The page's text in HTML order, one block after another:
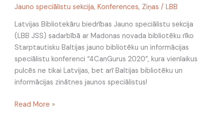
Jauno speciālistu sekcija, Konferences, Ziņas / LBB
Latvijas Bibliotekāru biedrības Jauno speciālistu sekcija
(LBB JSS) sadarbībā ar Madonas novada bibliotēku rīko
Starptautisku Baltijas jauno bibliotēku un informācijas
speciālistu konferenci “4CanGurus 2020”, kura vienlaikus
pulcēs ne tikai Latvijas, bet arī Baltijas bibliotēku un
informācijas zinātnes jaunos speciālistus!
Madonā
Read More »